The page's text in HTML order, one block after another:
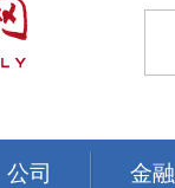
公司 金融